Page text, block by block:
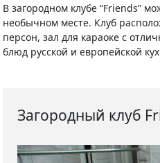
В загородном клубе “Friends”
необычном месте. Клуб
персон, зал для караоке с
блюд русской и европейской
Загородный клуб